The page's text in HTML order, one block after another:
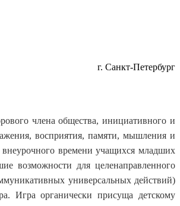
г. Санкт-Петербург
члена общества, инициативного и
восприятия, памяти, мышления и
времени учащихся младших
возможности для целенаправленного
универсальных действий)
Игра органически присуща детскому